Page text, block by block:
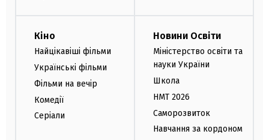
Кіно
Найцікавіші фільми
Українські фільми
Фільми на вечір
Комедії
Серіали
Новини Освіти
Міністерство освіти та
науки України
Школа
НМТ 2026
Саморозвиток
Навчання за кордоном